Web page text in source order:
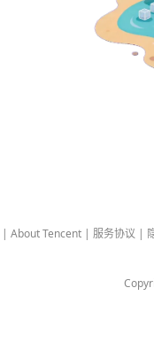
| About Tencent | 服务协议 |